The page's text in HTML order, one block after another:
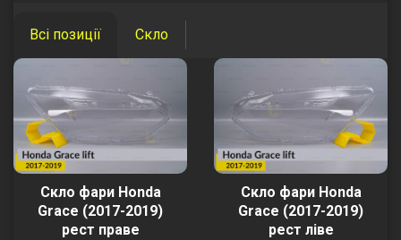
Всі позиції Скло
Скло фари Honda
Grace (2017-2019)
рест праве
Скло фари Honda
Grace (2017-2019)
рест ліве